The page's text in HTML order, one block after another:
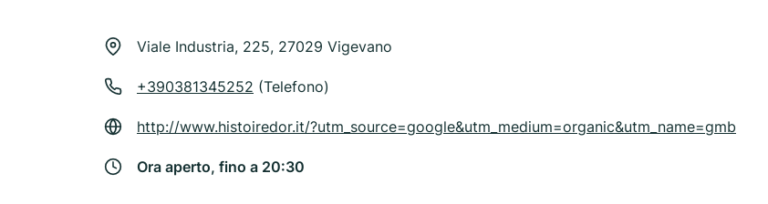
Viale Industria, 225, 27029 Vigevano
+390381345252 (Telefono)
http://www.histoiredor.it/?utm_source=google&utm_medium=organic&utm_name=gmb
Ora aperto, fino a 20:30